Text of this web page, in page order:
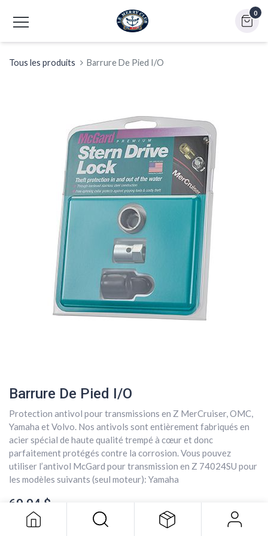
0
Tous les produits Barrure De Pied I/O
Barrure De Pied I/O
Protection antivol pour transmissions en Z MerCruiser, OMC,
Yamaha et Volvo. Nos antivols sont entièrement fabriqués en
acier spécial de haute qualité trempé à cœur et donc
parfaitement protégés contre la corrosion. Vous pouvez
utiliser l’antivol McGard pour transmission en Z 74024SU pour
les modèles suivants (seul moteur): Yamaha
69,94 $
Barrure De Pied I/O
69,94$